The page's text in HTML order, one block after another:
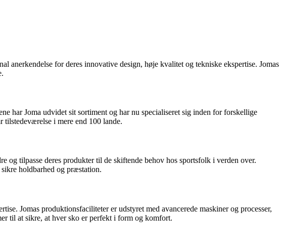
anerkendelse for deres innovative design, høje kvalitet og tekniske ekspertise. Jomas
har Joma udvidet sit sortiment og har nu specialiseret sig inden for forskellige
tilstedeværelse i mere end 100 lande.
og tilpasse deres produkter til de skiftende behov hos sportsfolk i verden over.
holdbarhed og præstation.
Jomas produktionsfaciliteter er udstyret med avancerede maskiner og processer,
til at sikre, at hver sko er perfekt i form og komfort.